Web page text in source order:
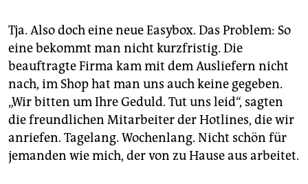
Tja. Also doch eine neue Easybox. Das Problem: So
eine bekommt man nicht kurzfristig. Die
beauftragte Firma kam mit dem Ausliefern nicht
nach, im Shop hat man uns auch keine gegeben.
„Wir bitten um Ihre Geduld. Tut uns leid“, sagten
die freundlichen Mitarbeiter der Hotlines, die wir
anriefen. Tagelang. Wochenlang. Nicht schön für
jemanden wie mich, der von zu Hause aus arbeitet.